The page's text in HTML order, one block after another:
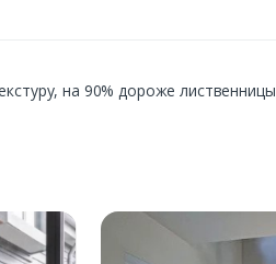
на 90% дороже лиственницы